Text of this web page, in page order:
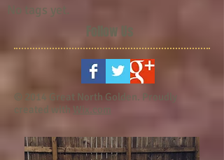
No tags yet.
Follow Us
© 2014 Great North Golden. Proudly
created with Wix.com